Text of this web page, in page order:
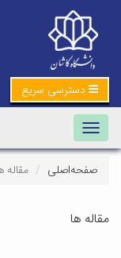
دسترسی سریع
Toggle navigation
صفحه‌اصلی مقاله
مقاله ها